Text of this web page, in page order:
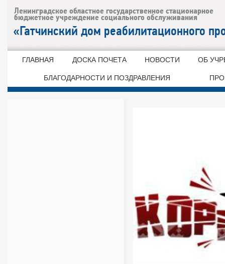
ГЛАВНАЯ ДОСКА ПОЧЕТА НОВОСТИ ОБ
БЛАГОДАРНОСТИ И ПОЗДРАВЛЕНИЯ